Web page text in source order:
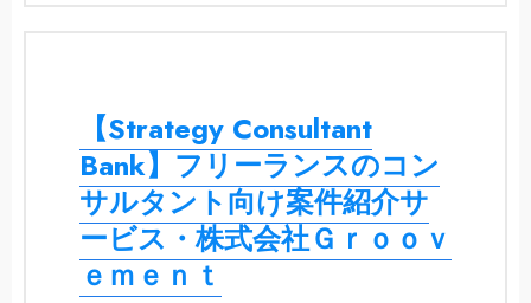
【Strategy Consultant
Bank】フリーランスのコン
サルタント向け案件紹介サ
ービス・株式会社Ｇｒｏｏｖ
ｅｍｅｎｔ